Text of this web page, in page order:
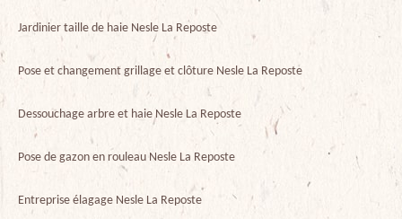
Jardinier taille de haie Nesle La Reposte
Pose et changement grillage et clôture Nesle La Reposte
Dessouchage arbre et haie Nesle La Reposte
Pose de gazon en rouleau Nesle La Reposte
Entreprise élagage Nesle La Reposte